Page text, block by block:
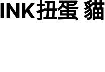
扭蛋
price was: